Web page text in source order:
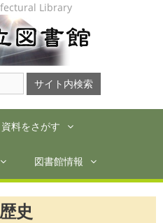
Library
資料をさがす
図書館情報
史